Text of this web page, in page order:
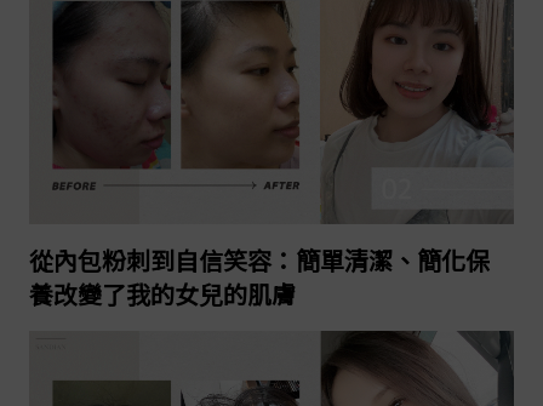
2023-05-12
從內包粉刺到自信笑容：簡單清潔、簡化保
養改變了我的女兒的肌膚